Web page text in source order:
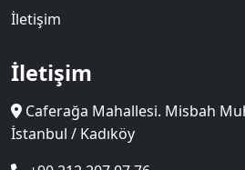
İletişim
İletişim
Caferağa Mahallesi. Misbah
İstanbul / Kadıköy